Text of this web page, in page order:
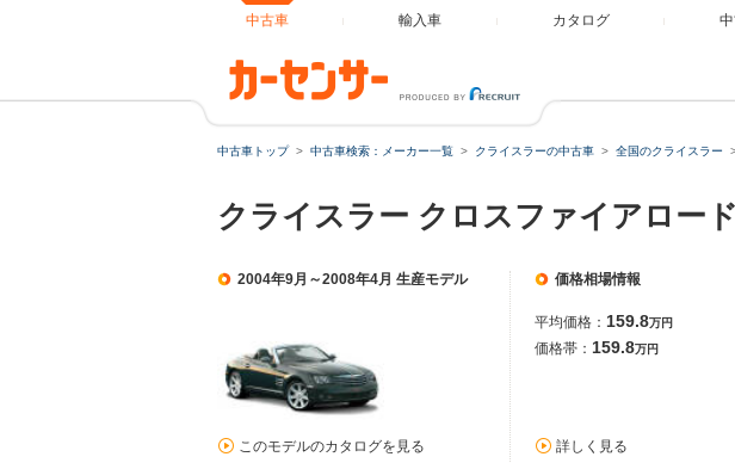
中古車 輸入車 カタログ
中古車トップ 中古車検索：メーカー一覧 クライスラーの中古車 全国のクライスラー
クライスラー クロスファイアロー
2004年9月～2008年4月 生産モデル
このモデルのカタログを見る
価格相場情報
平均価格： 159.8万円
価格帯： 159.8万円
詳しく見る